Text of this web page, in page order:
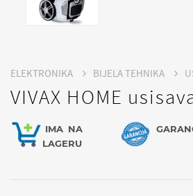
ELEKTRONIKA BIJELA TEHNIKA
VIVAX HOME
IMA NA
LAGERU